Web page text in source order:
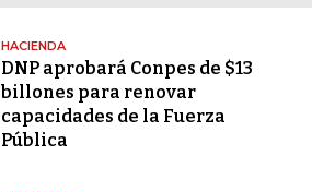
HACIENDA
DNP aprobará Conpes de $13
billones para renovar
capacidades de la Fuerza
Pública